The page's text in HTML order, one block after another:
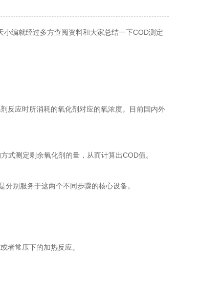
编就经过多方查阅资料和大家总结一下COD测定
应时所消耗的氧化剂对应的氧浓度。目前国内外
测定剩余氧化剂的量，从而计算出COD值。
别服务于这两个不同步骤的核心设备。
者常压下的加热反应。